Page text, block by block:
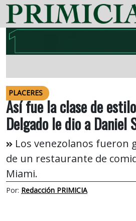
PLACERES
Así fue la clase de
Delgado le dio a Daniel
Los venezolanos fueron
de un restaurante de
Miami.
Por: Redacción PRIMICIA